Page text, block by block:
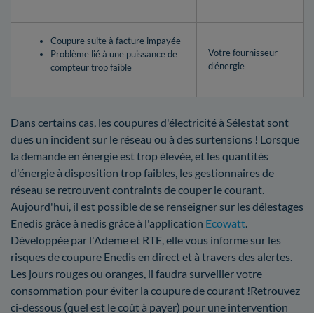
Coupure suite à facture impayée
Problème lié à une puissance de
compteur trop faible
Votre fournisseur
d’énergie
Dans certains cas, les coupures d'électricité à Sélestat sont
dues un incident sur le réseau ou à des surtensions ! Lorsque
la demande en énergie est trop élevée, et les quantités
d'énergie à disposition trop faibles, les gestionnaires de
réseau se retrouvent contraints de couper le courant.
Aujourd'hui, il est possible de se renseigner sur les délestages
Enedis grâce à nedis grâce à l'application Ecowatt.
Développée par l'Ademe et RTE, elle vous informe sur les
risques de coupure Enedis en direct et à travers des alertes.
Les jours rouges ou oranges, il faudra surveiller votre
consommation pour éviter la coupure de courant !Retrouvez
ci-dessous (quel est le coût à payer) pour une intervention